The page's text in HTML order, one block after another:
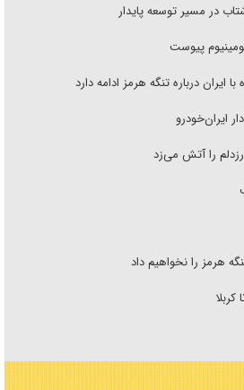
در مسیر توسعه پایدار
پیوست
ایران درباره تنگه هرمز ادامه دارد
ایران‌خودرو
را آتش می‌زد
هرمز را نخواهیم داد